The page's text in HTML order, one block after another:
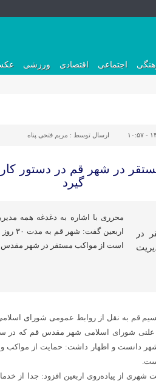
اجتماعی اقتصادی ورزشی
ارسال توسط : مریم فتحی پناه
در شهر قم در دستور
گیرد
محرری با اشاره به دغدغه همه
اربعین
است از مواکب مستقر در شهر مقدس
نسیم قم به نقل از روابط عمومی شورای
شورای اسلامی شهر مقدس قم که در
دانست و اظهار داشت: حمایت از مواکب و
شهری از پیاده‌روی اربعین افزود: جدا از